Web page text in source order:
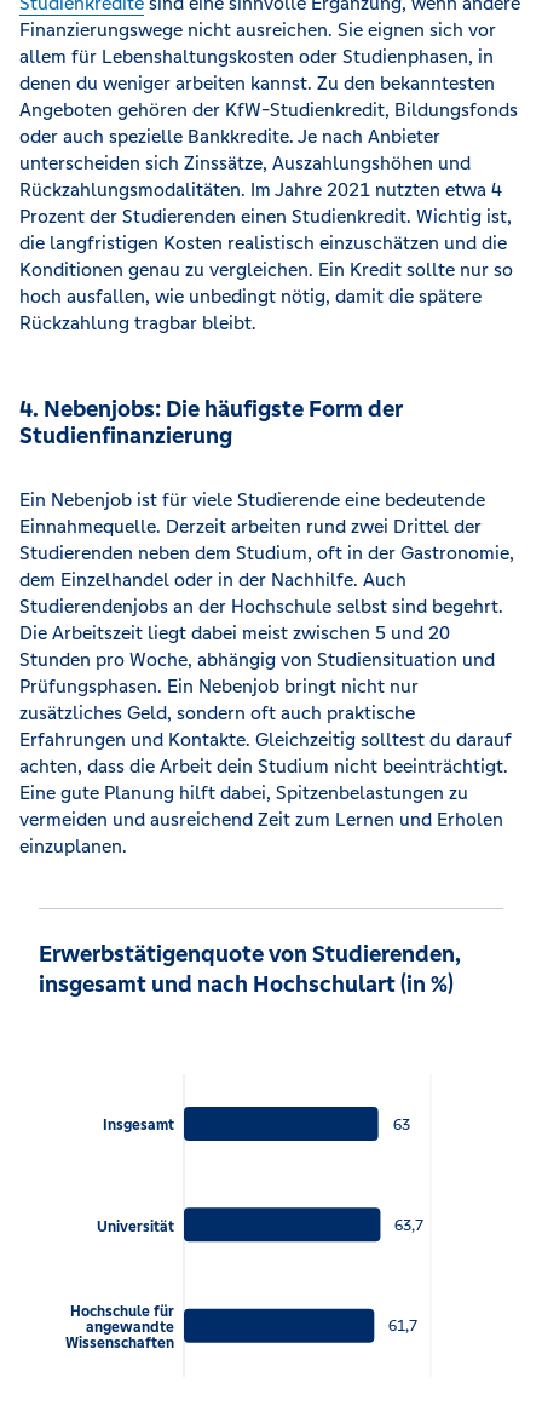
Finanzierungswege nicht ausreichen. Sie eignen sich vor
allem für Lebenshaltungskosten oder Studienphasen, in
denen du weniger arbeiten kannst. Zu den bekanntesten
Angeboten gehören der KfW-Studienkredit, Bildungsfonds
oder auch spezielle Bankkredite. Je nach Anbieter
unterscheiden sich Zinssätze, Auszahlungshöhen und
Rückzahlungsmodalitäten. Im Jahre 2021 nutzten etwa 4
Prozent der Studierenden einen Studienkredit. Wichtig ist,
die langfristigen Kosten realistisch einzuschätzen und die
Konditionen genau zu vergleichen. Ein Kredit sollte nur so
hoch ausfallen, wie unbedingt nötig, damit die spätere
Rückzahlung tragbar bleibt.
4. Nebenjobs: Die häufigste Form der
Studienfinanzierung
Ein Nebenjob ist für viele Studierende eine bedeutende
Einnahmequelle. Derzeit arbeiten rund zwei Drittel der
Studierenden neben dem Studium, oft in der Gastronomie,
dem Einzelhandel oder in der Nachhilfe. Auch
Studierendenjobs an der Hochschule selbst sind begehrt.
Die Arbeitszeit liegt dabei meist zwischen 5 und 20
Stunden pro Woche, abhängig von Studiensituation und
Prüfungsphasen. Ein Nebenjob bringt nicht nur
zusätzliches Geld, sondern oft auch praktische
Erfahrungen und Kontakte. Gleichzeitig solltest du darauf
achten, dass die Arbeit dein Studium nicht beeinträchtigt.
Eine gute Planung hilft dabei, Spitzenbelastungen zu
vermeiden und ausreichend Zeit zum Lernen und Erholen
einzuplanen.
Erwerbstätigenquote von Studierenden,
insgesamt und nach Hochschulart (in %)
Insgesamt
Universität
Hochschule für
angewandte
Wissenschaften
63
63,7
61,7